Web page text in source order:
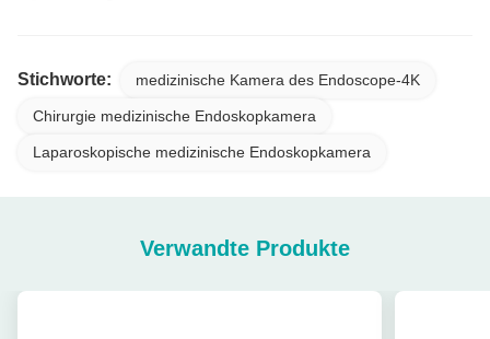
Stichworte: medizinische Kamera des Endoscope-4K
Chirurgie medizinische Endoskopkamera
Laparoskopische medizinische Endoskopkamera
Verwandte Produkte